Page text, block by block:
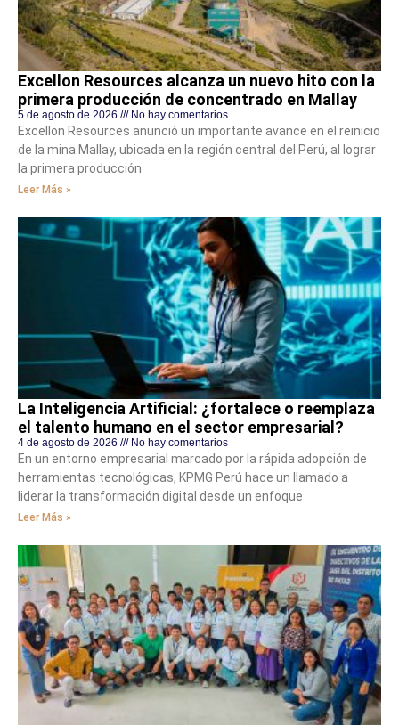
Excellon Resources alcanza un nuevo hito con la
primera producción de concentrado en Mallay
5 de agosto de 2026 No hay comentarios
Excellon Resources anunció un importante avance en el reinicio
de la mina Mallay, ubicada en la región central del Perú, al lograr
la primera producción
Leer Más »
La Inteligencia Artificial: ¿fortalece o reemplaza
el talento humano en el sector empresarial?
4 de agosto de 2026 No hay comentarios
En un entorno empresarial marcado por la rápida adopción de
herramientas tecnológicas, KPMG Perú hace un llamado a
liderar la transformación digital desde un enfoque
Leer Más »